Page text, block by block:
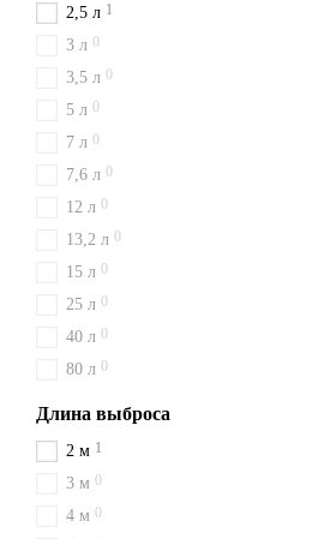
2,5 л 1
3 л 0
3,5 л 0
5 л 0
7 л 0
7,6 л 0
12 л 0
13,2 л 0
15 л 0
25 л 0
40 л 0
80 л 0
Длина выброса
2 м 1
3 м 0
4 м 0